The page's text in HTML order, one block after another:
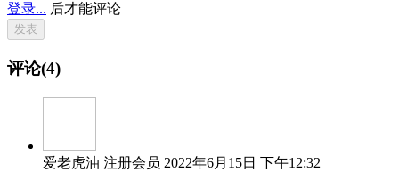
登录... 后才能评论
评论(4)
爱老虎油 注册会员 2022年6月15日 下午12:32